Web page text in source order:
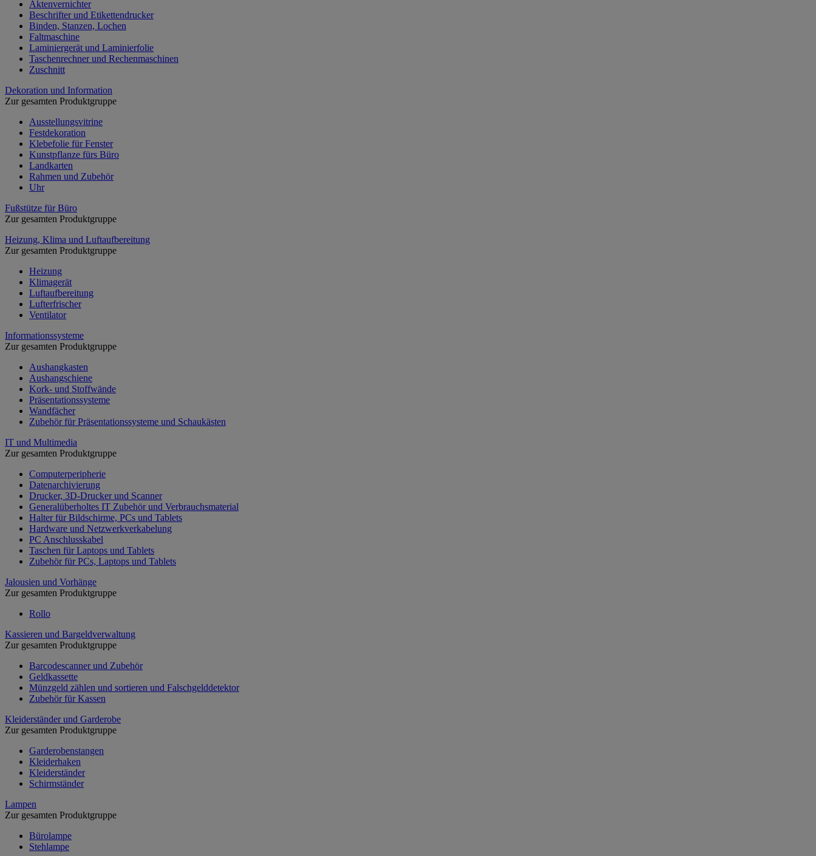
Aktenvernichter
Beschrifter und Etikettendrucker
Binden, Stanzen, Lochen
Faltmaschine
Laminiergerät und Laminierfolie
Taschenrechner und Rechenmaschinen
Zuschnitt
Dekoration und Information
Zur gesamten Produktgruppe
Ausstellungsvitrine
Festdekoration
Klebefolie für Fenster
Kunstpflanze fürs Büro
Landkarten
Rahmen und Zubehör
Uhr
Fußstütze für Büro
Zur gesamten Produktgruppe
Heizung, Klima und Luftaufbereitung
Zur gesamten Produktgruppe
Heizung
Klimagerät
Luftaufbereitung
Lufterfrischer
Ventilator
Informationssysteme
Zur gesamten Produktgruppe
Aushangkasten
Aushangschiene
Kork- und Stoffwände
Präsentationssysteme
Wandfächer
Zubehör für Präsentationssysteme und Schaukästen
IT und Multimedia
Zur gesamten Produktgruppe
Computerperipherie
Datenarchivierung
Drucker, 3D-Drucker und Scanner
Generalüberholtes IT Zubehör und Verbrauchsmaterial
Halter für Bildschirme, PCs und Tablets
Hardware und Netzwerkverkabelung
PC Anschlusskabel
Taschen für Laptops und Tablets
Zubehör für PCs, Laptops und Tablets
Jalousien und Vorhänge
Zur gesamten Produktgruppe
Rollo
Kassieren und Bargeldverwaltung
Zur gesamten Produktgruppe
Barcodescanner und Zubehör
Geldkassette
Münzgeld zählen und sortieren und Falschgelddetektor
Zubehör für Kassen
Kleiderständer und Garderobe
Zur gesamten Produktgruppe
Garderobenstangen
Kleiderhaken
Kleiderständer
Schirmständer
Lampen
Zur gesamten Produktgruppe
Bürolampe
Stehlampe